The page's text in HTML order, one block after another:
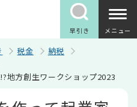
早引き メニュー
税金
納税
地方創生ワークショップ2023